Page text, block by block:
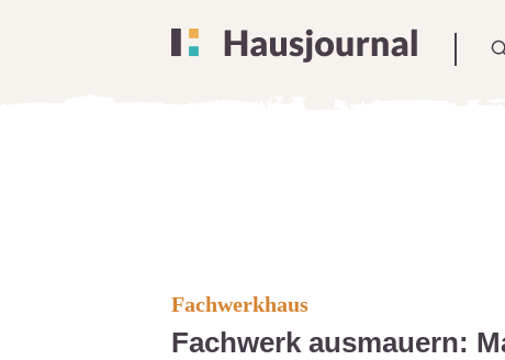
Fachwerkhaus
Fachwerk ausmauern: